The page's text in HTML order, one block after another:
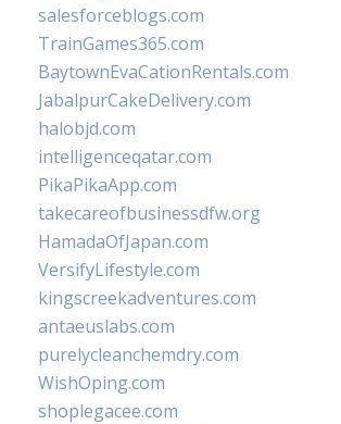
salesforceblogs.com
TrainGames365.com
BaytownEvaCationRentals.com
JabalpurCakeDelivery.com
halobjd.com
intelligenceqatar.com
PikaPikaApp.com
takecareofbusinessdfw.org
HamadaOfJapan.com
VersifyLifestyle.com
kingscreekadventures.com
antaeuslabs.com
purelycleanchemdry.com
WishOping.com
shoplegacee.com